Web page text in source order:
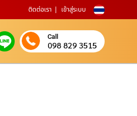
ติดต่อเรา เข้าสู่ระบบ
Call
098 829 3515